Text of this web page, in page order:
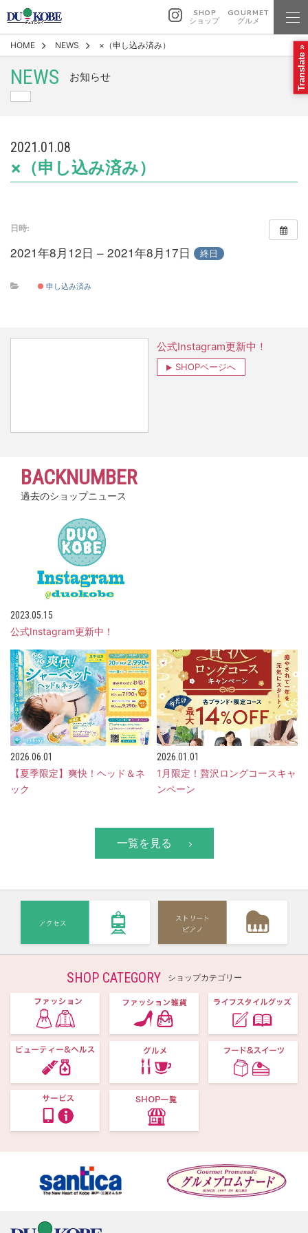
SHOP
ショップ
GOURMET
グルメ
HOME NEWS ×（申し込み済み）
NEWS お知らせ
2021.01.08
×（申し込み済み）
日時:
2021年8月12日 – 2021年8月17日 終日
申し込み済み
公式Instagram更新中！
SHOPページへ
BACKNUMBER
過去のショップニュース
2023.05.15
公式Instagram更新中！
2026.06.01
【夏季限定】爽快！ヘッド＆ネ
ック
2026.01.01
1月限定！贅沢ロングコースキャ
ンペーン
一覧を見る
SHOP CATEGORY ショップカテゴリー
Translate »